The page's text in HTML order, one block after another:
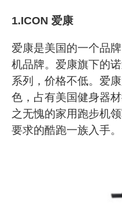
1.ICON 爱康
爱康是美国的一个品
机品牌。爱康旗下的
系列，价格不低。爱
色，占有美国健身器
之无愧的家用跑步机
要求的酷跑一族入手。